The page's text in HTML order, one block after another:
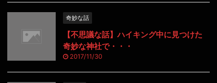
奇妙な話
【不思議な話】ハイキング中に見つけた
奇妙な神社で・・・
2017/11/30